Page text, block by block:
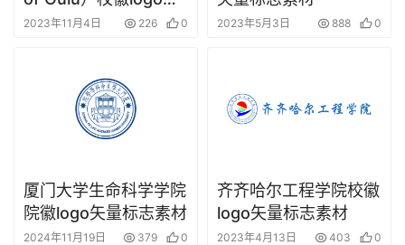
量标志素材
2023年11月4日 226 0 2023年5月3日 888 0
厦门大学生命科学学院
院徽logo矢量标志素材
2024年11月19日 379 0
齐齐哈尔工程学院校徽
logo矢量标志素材
2023年4月13日 403 0